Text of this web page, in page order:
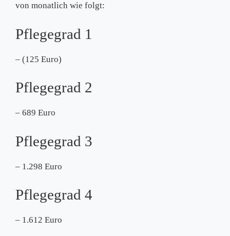
von monatlich wie folgt:
Pflegegrad 1
– (125 Euro)
Pflegegrad 2
– 689 Euro
Pflegegrad 3
– 1.298 Euro
Pflegegrad 4
– 1.612 Euro